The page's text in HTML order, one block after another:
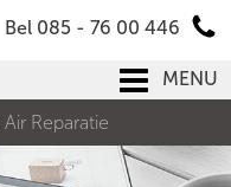
Bel 085 - 76 00 446
MENU
Air Reparatie